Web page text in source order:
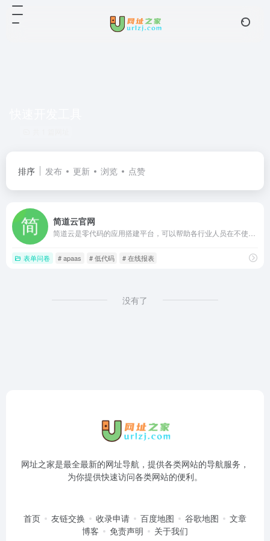
排序 发布 更新 浏览 点赞
简道云官网
表单问卷 # apaas # 低代码 # 在线报表
没有了
网址之家是最全最新的网址导航，提供各类网站的导航服务，
为你提供快速访问各类网站的便利。
首页 友链交换 收录申请 百度地图 谷歌地图
文章
博客
免责声明 关于我们